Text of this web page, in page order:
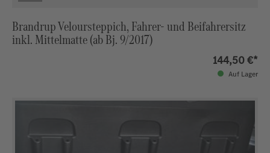
Brandrup Veloursteppich, Fahrer- und Beifahrersitz
inkl. Mittelmatte (ab Bj. 9/2017)
144,50 €*
Auf Lager